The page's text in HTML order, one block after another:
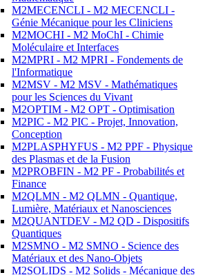
M2MECENCLI - M2 MECENCLI -
Génie Mécanique pour les Cliniciens
M2MOCHI - M2 MoChI - Chimie
Moléculaire et Interfaces
M2MPRI - M2 MPRI - Fondements de
l'Informatique
M2MSV - M2 MSV - Mathématiques
pour les Sciences du Vivant
M2OPTIM - M2 OPT - Optimisation
M2PIC - M2 PIC - Projet, Innovation,
Conception
M2PLASPHYFUS - M2 PPF - Physique
des Plasmas et de la Fusion
M2PROBFIN - M2 PF - Probabilités et
Finance
M2QLMN - M2 QLMN - Quantique,
Lumière, Matériaux et Nanosciences
M2QUANTDEV - M2 QD - Dispositifs
Quantiques
M2SMNO - M2 SMNO - Science des
Matériaux et des Nano-Objets
M2SOLIDS - M2 Solids - Mécanique des